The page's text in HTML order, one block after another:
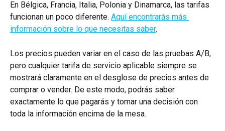
En Bélgica, Francia, Italia, Polonia y Dinamarca, las tarifas
funcionan un poco diferente. Aquí encontrarás más
información sobre lo que necesitas saber.
Los precios pueden variar en el caso de las pruebas A/B,
pero cualquier tarifa de servicio aplicable siempre se
mostrará claramente en el desglose de precios antes de
comprar o vender. De este modo, podrás saber
exactamente lo que pagarás y tomar una decisión con
toda la información encima de la mesa.